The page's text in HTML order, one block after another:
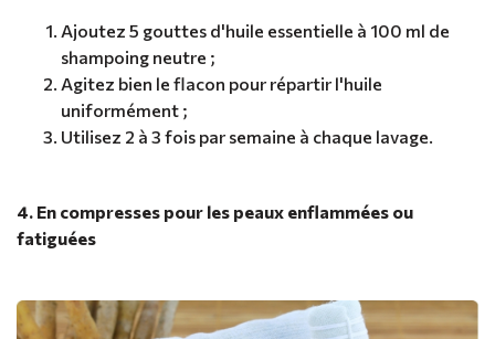
Ajoutez 5 gouttes d'huile essentielle à 100 ml de
shampoing neutre ;
Agitez bien le flacon pour répartir l'huile
uniformément ;
Utilisez 2 à 3 fois par semaine à chaque lavage.
4. En compresses pour les peaux enflammées ou
fatiguées